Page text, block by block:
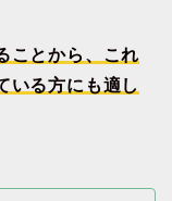
ことから、これ
いる方にも適し